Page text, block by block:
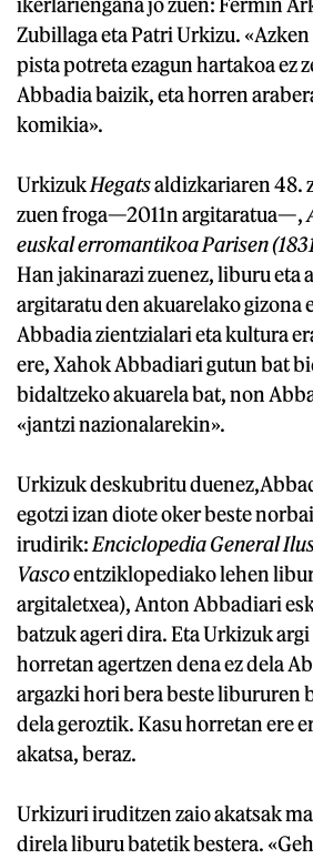
Zubillaga eta Patri Urkizu.
pista potreta ezagun hartakoa ez
Abbadia baizik, eta horren
komikia».
UrkizukHegatsaldizkariaren 48.
zuen froga—2011n argitaratua—,
euskal erromantikoa Parisen
Han jakinarazi zuenez, liburu eta
argitaratu den akuarelako gizona
Abbadia zientzialari eta kultura
ere, Xahok Abbadiari gutun bat
bidaltzeko akuarela bat, non
«jantzi nazionalarekin».
Urkizuk deskubritu
egotzi izan diote oker beste
irudirik: Enciclopedia General
Vascoentziklopediako lehen
argitaletxea), Anton Abbadiari
batzuk ageri dira. Eta Urkizuk
horretan agertzen dena ez dela
argazki hori bera beste libururen
dela geroztik. Kasu horretan ere
akatsa, beraz.
Urkizuri iruditzen zaio akatsak
direla liburu batetik bestera.